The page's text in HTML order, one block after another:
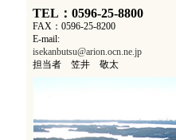
TEL：0596-25-8800
FAX：0596-25-8200
E-mail:
isekanbutsu@arion.ocn.ne.jp
担当者 笠井 敬太